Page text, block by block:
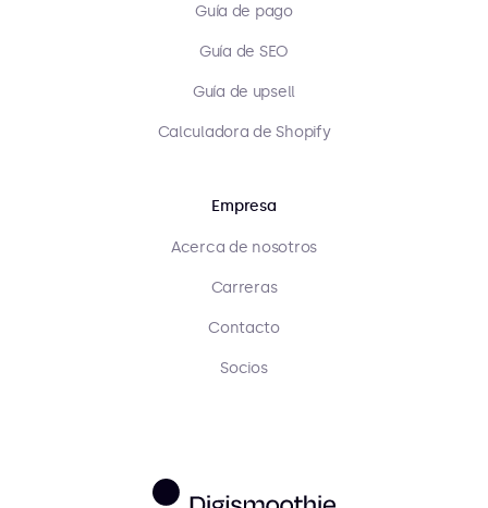
Guía de pago
Guía de SEO
Guía de upsell
Calculadora de Shopify
Empresa
Acerca de nosotros
Carreras
Contacto
Socios